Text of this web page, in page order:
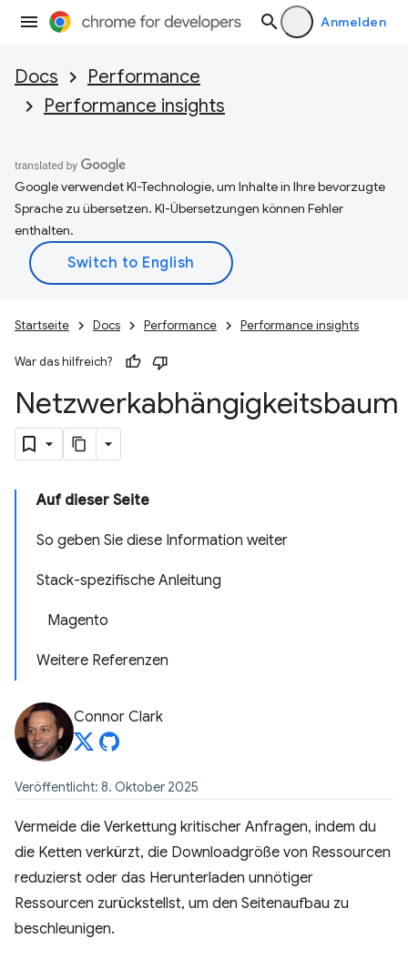
Anmelden
Docs
Performance
Performance insights
Google verwendet KI-Technologie, um Inhalte in Ihre bevorzugte
Sprache zu übersetzen. KI-Übersetzungen können Fehler
enthalten.
Startseite Docs Performance Performance insights
War das hilfreich?
Netzwerkabhängigkeitsbaum
Auf dieser Seite
So geben Sie diese Information weiter
Stack-spezifische Anleitung
Magento
Weitere Referenzen
Connor Clark
Veröffentlicht: 8. Oktober 2025
Vermeide die Verkettung kritischer Anfragen, indem du
die Ketten verkürzt, die Downloadgröße von Ressourcen
reduzierst oder das Herunterladen unnötiger
Ressourcen zurückstellst, um den Seitenaufbau zu
beschleunigen.